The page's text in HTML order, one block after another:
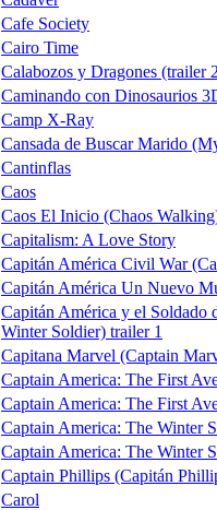
Cafe Society
Cairo Time
Calabozos y Dragones (trailer
Caminando con Dinosaurios
Camp X-Ray
Cansada de Buscar Marido
Cantinflas
Caos
Caos El Inicio (Chaos
Capitalism: A Love Story
Capitán América Civil War
Capitán América Un Nuevo
Capitán América y el Soldado
Winter Soldier) trailer 1
Capitana Marvel (Captain
Captain America: The First
Captain America: The First
Captain America: The Winter
Captain America: The Winter
Captain Phillips (Capitán
Carol